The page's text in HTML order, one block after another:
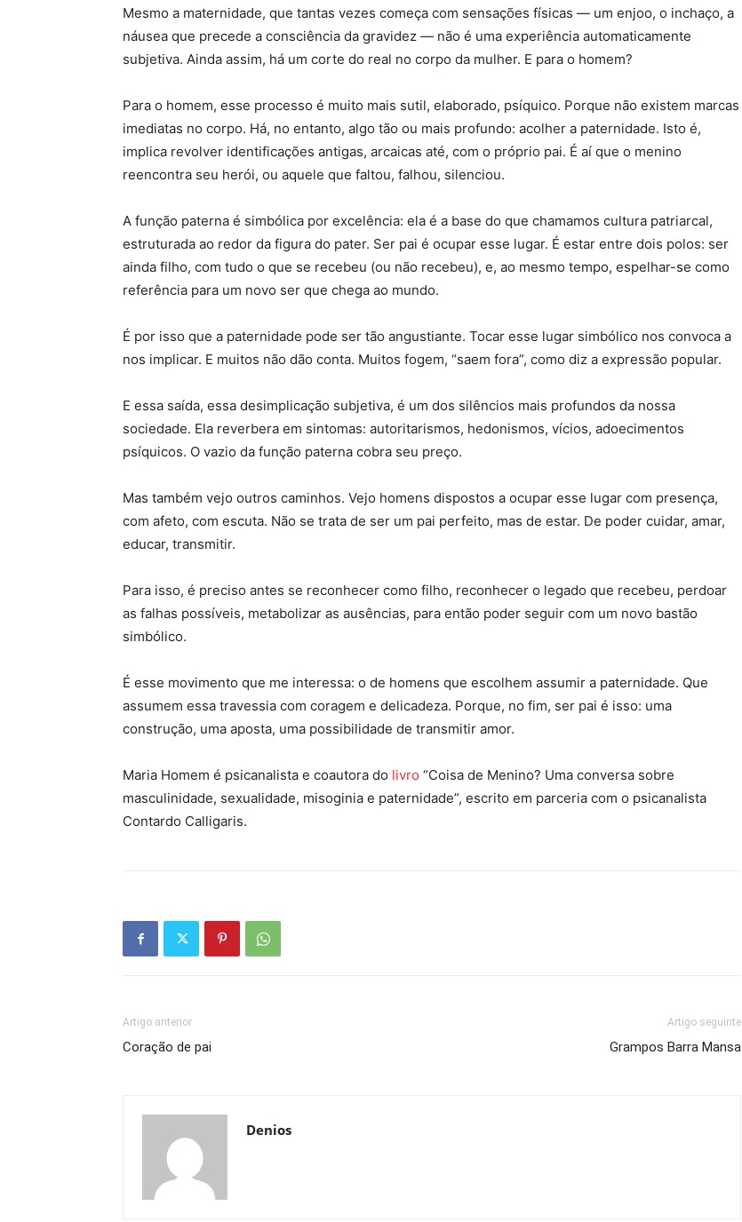
Mesmo a maternidade, que tantas vezes começa com sensações físicas — um enjoo, o inchaço, a
náusea que precede a consciência da gravidez — não é uma experiência automaticamente
subjetiva. Ainda assim, há um corte do real no corpo da mulher. E para o homem?
Para o homem, esse processo é muito mais sutil, elaborado, psíquico. Porque não existem marcas
imediatas no corpo. Há, no entanto, algo tão ou mais profundo: acolher a paternidade. Isto é,
implica revolver identificações antigas, arcaicas até, com o próprio pai. É aí que o menino
reencontra seu herói, ou aquele que faltou, falhou, silenciou.
A função paterna é simbólica por excelência: ela é a base do que chamamos cultura patriarcal,
estruturada ao redor da figura do pater. Ser pai é ocupar esse lugar. É estar entre dois polos: ser
ainda filho, com tudo o que se recebeu (ou não recebeu), e, ao mesmo tempo, espelhar-se como
referência para um novo ser que chega ao mundo.
É por isso que a paternidade pode ser tão angustiante. Tocar esse lugar simbólico nos convoca a
nos implicar. E muitos não dão conta. Muitos fogem, “saem fora”, como diz a expressão popular.
E essa saída, essa desimplicação subjetiva, é um dos silêncios mais profundos da nossa
sociedade. Ela reverbera em sintomas: autoritarismos, hedonismos, vícios, adoecimentos
psíquicos. O vazio da função paterna cobra seu preço.
Mas também vejo outros caminhos. Vejo homens dispostos a ocupar esse lugar com presença,
com afeto, com escuta. Não se trata de ser um pai perfeito, mas de estar. De poder cuidar, amar,
educar, transmitir.
Para isso, é preciso antes se reconhecer como filho, reconhecer o legado que recebeu, perdoar
as falhas possíveis, metabolizar as ausências, para então poder seguir com um novo bastão
simbólico.
É esse movimento que me interessa: o de homens que escolhem assumir a paternidade. Que
assumem essa travessia com coragem e delicadeza. Porque, no fim, ser pai é isso: uma
construção, uma aposta, uma possibilidade de transmitir amor.
Maria Homem é psicanalista e coautora do livro “Coisa de Menino? Uma conversa sobre
masculinidade, sexualidade, misoginia e paternidade”, escrito em parceria com o psicanalista
Contardo Calligaris.
Artigo anterior
Coração de pai
Artigo seguinte
Grampos Barra Mansa
Denios